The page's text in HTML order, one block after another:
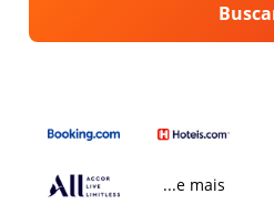
...e mais